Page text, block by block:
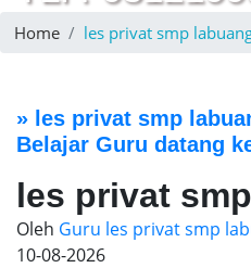
Home les privat smp
» les privat smp
Belajar Guru datang
les privat
Oleh Guru les privat smp
10-08-2026